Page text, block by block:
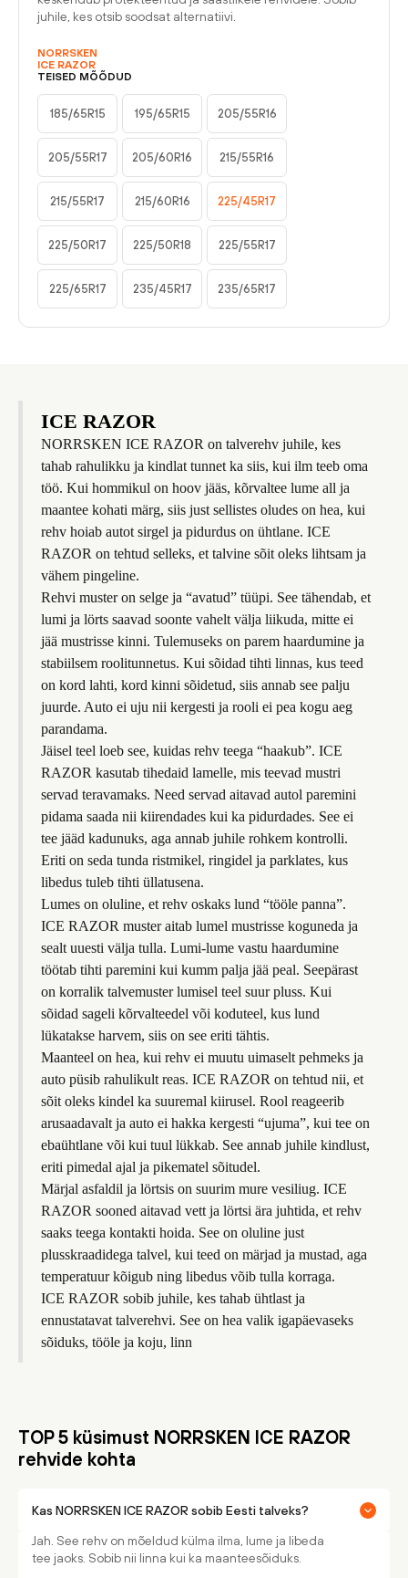
juhile, kes otsib soodsat alternatiivi.
NORRSKEN
ICE RAZOR
TEISED MÕÕDUD
185/65R15 195/65R15 205/55R16
205/55R17 205/60R16 215/55R16
215/55R17 215/60R16 225/45R17
225/50R17 225/50R18 225/55R17
225/65R17 235/45R17 235/65R17
ICE RAZOR
NORRSKEN ICE RAZOR on talverehv juhile, kes
tahab rahulikku ja kindlat tunnet ka siis, kui ilm teeb oma
töö. Kui hommikul on hoov jääs, kõrvaltee lume all ja
maantee kohati märg, siis just sellistes oludes on hea, kui
rehv hoiab autot sirgel ja pidurdus on ühtlane. ICE
RAZOR on tehtud selleks, et talvine sõit oleks lihtsam ja
vähem pingeline.
Rehvi muster on selge ja “avatud” tüüpi. See tähendab, et
lumi ja lörts saavad soonte vahelt välja liikuda, mitte ei
jää mustrisse kinni. Tulemuseks on parem haardumine ja
stabiilsem roolitunnetus. Kui sõidad tihti linnas, kus teed
on kord lahti, kord kinni sõidetud, siis annab see palju
juurde. Auto ei uju nii kergesti ja rooli ei pea kogu aeg
parandama.
Jäisel teel loeb see, kuidas rehv teega “haakub”. ICE
RAZOR kasutab tihedaid lamelle, mis teevad mustri
servad teravamaks. Need servad aitavad autol paremini
pidama saada nii kiirendades kui ka pidurdades. See ei
tee jääd kadunuks, aga annab juhile rohkem kontrolli.
Eriti on seda tunda ristmikel, ringidel ja parklates, kus
libedus tuleb tihti üllatusena.
Lumes on oluline, et rehv oskaks lund “tööle panna”.
ICE RAZOR muster aitab lumel mustrisse koguneda ja
sealt uuesti välja tulla. Lumi-lume vastu haardumine
töötab tihti paremini kui kumm palja jää peal. Seepärast
on korralik talvemuster lumisel teel suur pluss. Kui
sõidad sageli kõrvalteedel või koduteel, kus lund
lükatakse harvem, siis on see eriti tähtis.
Maanteel on hea, kui rehv ei muutu uimaselt pehmeks ja
auto püsib rahulikult reas. ICE RAZOR on tehtud nii, et
sõit oleks kindel ka suuremal kiirusel. Rool reageerib
arusaadavalt ja auto ei hakka kergesti “ujuma”, kui tee on
ebaühtlane või kui tuul lükkab. See annab juhile kindlust,
eriti pimedal ajal ja pikematel sõitudel.
Märjal asfaldil ja lörtsis on suurim mure vesiliug. ICE
RAZOR sooned aitavad vett ja lörtsi ära juhtida, et rehv
saaks teega kontakti hoida. See on oluline just
plusskraadidega talvel, kui teed on märjad ja mustad, aga
temperatuur kõigub ning libedus võib tulla korraga.
ICE RAZOR sobib juhile, kes tahab ühtlast ja
ennustatavat talverehvi. See on hea valik igapäevaseks
sõiduks, tööle ja koju, linn
TOP 5 küsimust NORRSKEN ICE RAZOR
rehvide kohta
Kas NORRSKEN ICE RAZOR sobib Eesti talveks?
Jah. See rehv on mõeldud külma ilma, lume ja libeda
tee jaoks. Sobib nii linna kui ka maanteesõiduks.